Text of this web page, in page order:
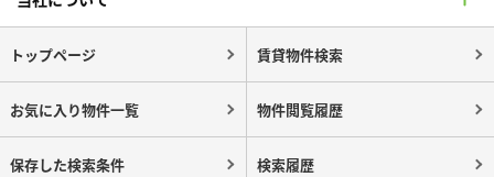
トップページ 賃貸物件検索
お気に入り物件一覧 物件閲覧履歴
保存した検索条件 検索履歴